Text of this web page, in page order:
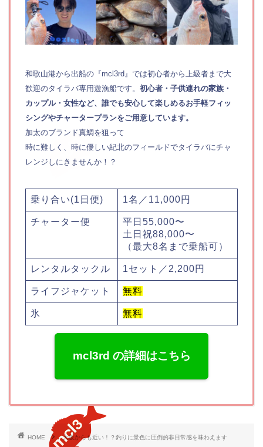
和歌山港から出船の『mcl3rd』では初心者から上級者まで大
歓迎のタイラバ専用遊漁船です。 初心者・子供連れの家族・
カップル・女性など、誰でも安心して楽しめるお手軽フィッ
シングやチャータープランをご用意しています。
加太のブランド真鯛を狙って
時に難しく、時に優しい紀北のフィールドでタイラバにチャ
レンジしにきませんか！？
乗り合い(1日便) 1名／11,000円
チャーター便
平日55,000〜
土日祝88,000〜
（最大8名まで乗船可）
レンタルタックル 1セット／2,200円
ライフジャケット 無料
氷 無料
mcl3rd の詳細はこちら
HOME 大阪からも近い！？釣りに景色に圧倒的非日常感を味わえます